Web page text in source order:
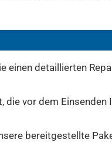
einen detaillierten
vor dem Einsenden
bereitgestellte